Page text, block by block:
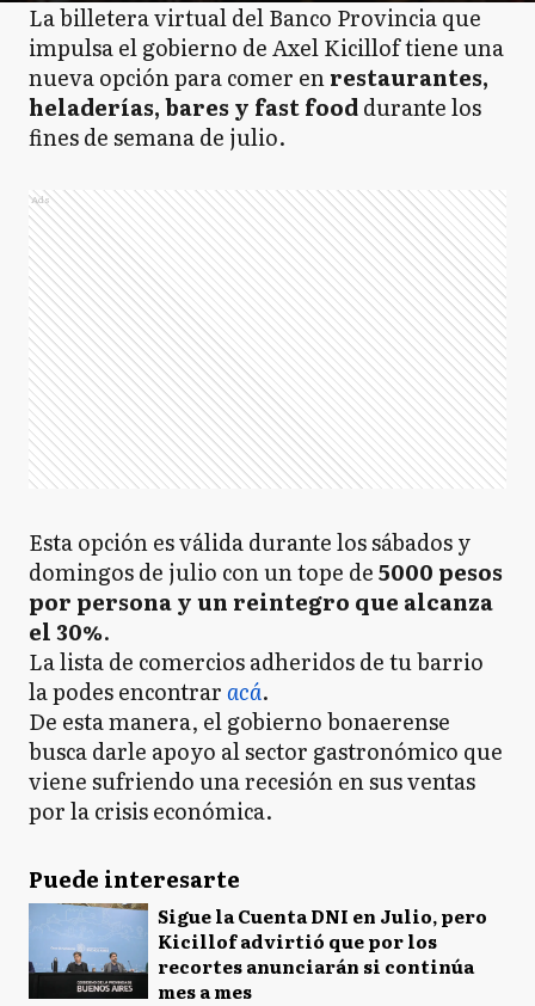
La billetera virtual del Banco Provincia que
impulsa el gobierno de Axel Kicillof tiene una
nueva opción para comer enrestaurantes,
heladerías, bares y fast fooddurante los
fines de semana de julio.
Ads
Esta opción es válida durante los sábados y
domingos de julio con un tope de5000 pesos
por persona y un reintegro que alcanza
el 30%.
La lista de comercios adheridos de tu barrio
la podes encontraracá.
De esta manera, el gobierno bonaerense
busca darle apoyo al sector gastronómico que
viene sufriendo una recesión en sus ventas
por la crisis económica.
Puede interesarte
Sigue la Cuenta DNI en Julio, pero
Kicillof advirtió que por los
recortes anunciarán si continúa
mes a mes